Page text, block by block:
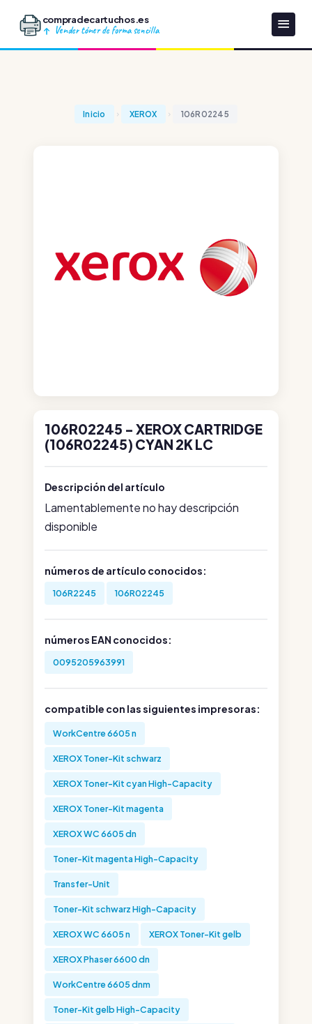
compradecartuchos.es
Vender tóner de forma sencilla
Inicio XEROX 106R02245
106R02245 - XEROX CARTRIDGE
(106R02245) CYAN 2K LC
Descripción del artículo
Lamentablemente no hay descripción
disponible
números de artículo conocidos:
106R2245 106R02245
números EAN conocidos:
0095205963991
compatible con las siguientes impresoras:
WorkCentre 6605 n
XEROX Toner-Kit schwarz
XEROX Toner-Kit cyan High-Capacity
XEROX Toner-Kit magenta
XEROX WC 6605 dn
Toner-Kit magenta High-Capacity
Transfer-Unit
Toner-Kit schwarz High-Capacity
XEROX WC 6605 n XEROX Toner-Kit gelb
XEROX Phaser 6600 dn
WorkCentre 6605 dnm
Toner-Kit gelb High-Capacity